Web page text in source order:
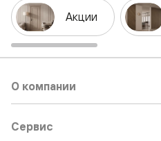
Акции
О компании
Сервис